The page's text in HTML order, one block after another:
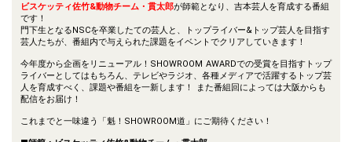
ビスケッティ佐竹&動物チーム・貫太郎が師範となり、吉本芸人を育成する番組
です！
門下生となるNSCを卒業したての芸人と、トップライバー&トップ芸人を目指す
芸人たちが、番組内で与えられた課題をイベントでクリアしていきます！
今年度から企画をリニューアル！SHOWROOM AWARDでの受賞を目指すトップ
ライバーとしてはもちろん、テレビやラジオ、各種メディアで活躍するトップ芸
人を育成すべく、課題や番組を一新します！ また番組回によっては大阪からも
配信をお届け！
これまでと一味違う「魁！SHOWROOM道」にご期待ください！